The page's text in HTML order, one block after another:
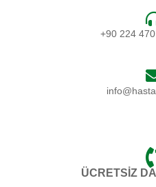
+90 224
ÜCRETSİZ